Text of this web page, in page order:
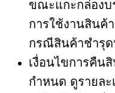
ขณะแกะกล่อง
การใช้งานสินค้
กรณีสินค้าชำรุด
เงื่อนไขการคืน
กำหนด ดูรายละ